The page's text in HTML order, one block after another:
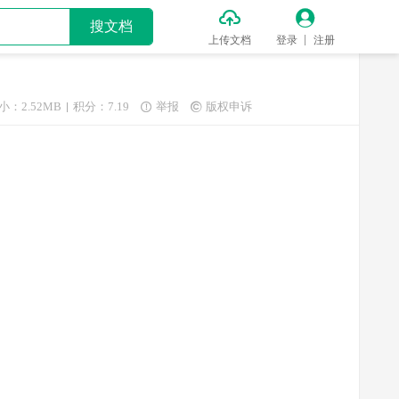
搜文档 
上传文档

登录 注册
：2.52MB 积分：7.19  举报  版权申诉